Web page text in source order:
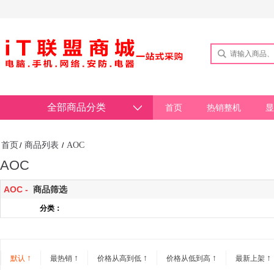
全部商品分类 首页 热销整机
首页 / 商品列表 / AOC
AOC
AOC - 商品筛选
分类：
默认 ↑ 最热销 ↑ 价格从高到低 ↑ 价格从低到高 ↑ 最新上架 ↑